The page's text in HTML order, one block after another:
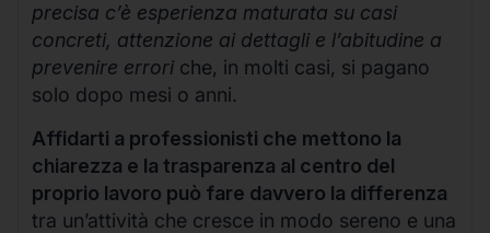
precisa c’è esperienza maturata su casi
concreti, attenzione ai dettagli e l’abitudine a
prevenire errori che, in molti casi, si pagano
solo dopo mesi o anni.
Affidarti a professionisti che mettono la
chiarezza e la trasparenza al centro del
proprio lavoro può fare davvero la differenza
tra un’attività che cresce in modo sereno e una